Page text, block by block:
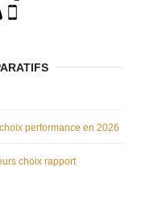
performance en 2026
choix rapport